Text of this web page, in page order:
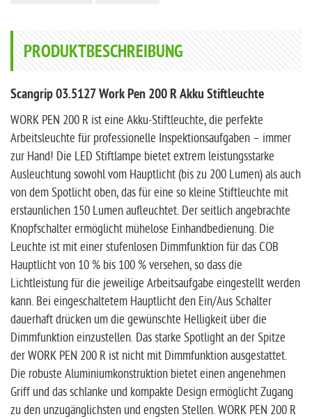
PRODUKTBESCHREIBUNG
Scangrip 03.5127 Work Pen 200 R Akku Stiftleuchte
WORK PEN 200 R ist eine Akku-Stiftleuchte, die perfekte
Arbeitsleuchte für professionelle Inspektionsaufgaben – immer
zur Hand! Die LED Stiftlampe bietet extrem leistungsstarke
Ausleuchtung sowohl vom Hauptlicht (bis zu 200 Lumen) als auch
von dem Spotlicht oben, das für eine so kleine Stiftleuchte mit
erstaunlichen 150 Lumen aufleuchtet. Der seitlich angebrachte
Knopfschalter ermöglicht mühelose Einhandbedienung. Die
Leuchte ist mit einer stufenlosen Dimmfunktion für das COB
Hauptlicht von 10 % bis 100 % versehen, so dass die
Lichtleistung für die jeweilige Arbeitsaufgabe eingestellt werden
kann. Bei eingeschaltetem Hauptlicht den Ein/Aus Schalter
dauerhaft drücken um die gewünschte Helligkeit über die
Dimmfunktion einzustellen. Das starke Spotlight an der Spitze
der WORK PEN 200 R ist nicht mit Dimmfunktion ausgestattet.
Die robuste Aluminiumkonstruktion bietet einen angenehmen
Griff und das schlanke und kompakte Design ermöglicht Zugang
zu den unzugänglichsten und engsten Stellen. WORK PEN 200 R